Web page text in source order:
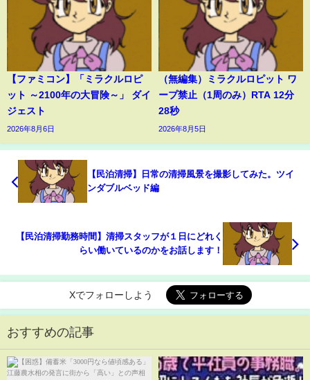
【ファミコン】「ミラクルロピ
ット ～2100年の大冒険～」 ダイ
ジェスト
2026年8月6日
（無編集）ミラクルロピット ワ
ープ禁止（1周のみ）RTA 12分
28秒
2026年8月5日
【民泊清掃】日常の清掃風景を撮影してみた。ツイ
ンダブルベッド編
【民泊清掃勤務時間】清掃スタッフが１日にどれく
らい働いているのかをお話します！
Xでフォローしよう
おすすめの記事